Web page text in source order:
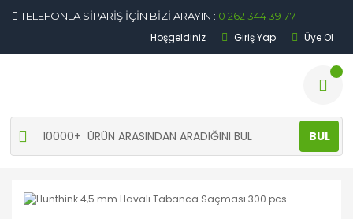
TELEFONLA SİPARİŞ İÇİN BİZİ ARAYIN : 0 262 344 39 77
Hoşgeldiniz Giriş Yap Üye Ol
BUL